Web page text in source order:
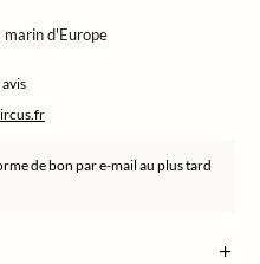
marin d'Europe
avis
de bon par e-mail au plus tard